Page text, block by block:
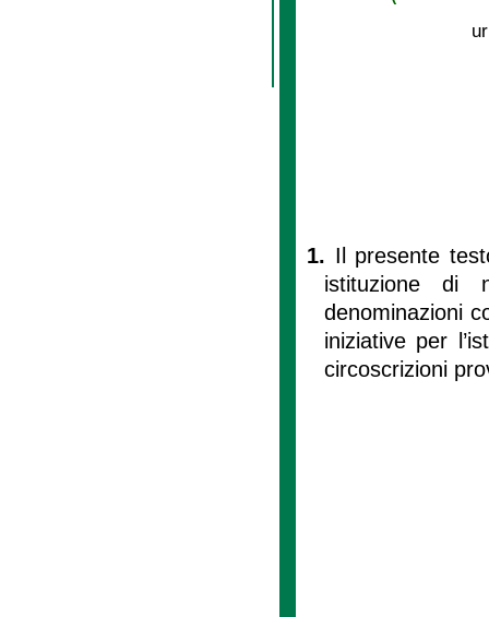
1. Il presente
istituzione di
denominazioni
iniziative per
circoscrizioni